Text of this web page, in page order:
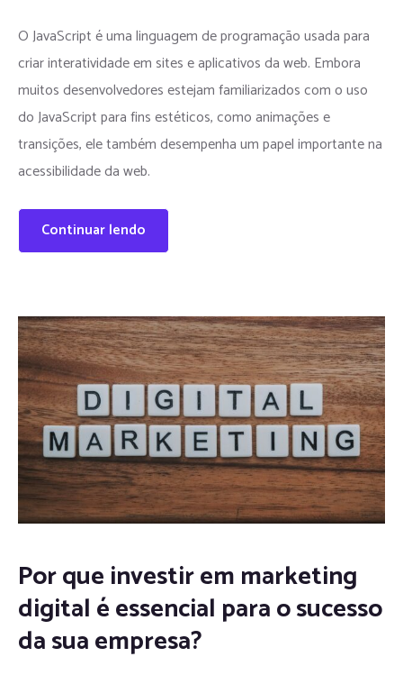
O JavaScript é uma linguagem de programação usada para
criar interatividade em sites e aplicativos da web. Embora
muitos desenvolvedores estejam familiarizados com o uso
do JavaScript para fins estéticos, como animações e
transições, ele também desempenha um papel importante na
acessibilidade da web.
Continuar lendo
Por que investir em marketing
digital é essencial para o sucesso
da sua empresa?